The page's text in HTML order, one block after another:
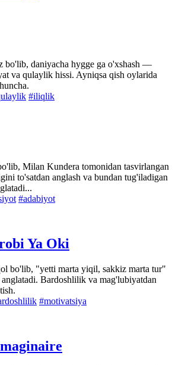
bo'lib, daniyacha hygge ga o'xshash —
va qulaylik hissi. Ayniqsa qish oylarida
#iliqlik
Milan Kundera tomonidan tasvirlangan
to'satdan anglash va bundan tug'iladigan
#adabiyot
Ya Oki
bo'lib, "yetti marta yiqil, sakkiz marta tur"
Bardoshlilik va mag'lubiyatdan
#motivatsiya